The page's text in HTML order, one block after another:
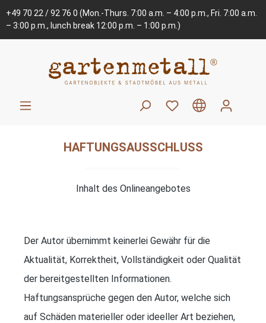
+49 70 22 / 92 76 0 (Mon.-Thurs. 7:00 a.m. – 4:00 p.m., Fri. 7:00 a.m.
– 3:00 p.m., lunch break 12:00 p.m. – 1:00 p.m.)
HAFTUNGSAUSSCHLUSS
Inhalt des Onlineangebotes
Der Autor übernimmt keinerlei Gewähr für die
Aktualität, Korrektheit, Vollständigkeit oder Qualität
der bereitgestellten Informationen.
Haftungsansprüche gegen den Autor, welche sich
auf Schäden materieller oder ideeller Art beziehen,